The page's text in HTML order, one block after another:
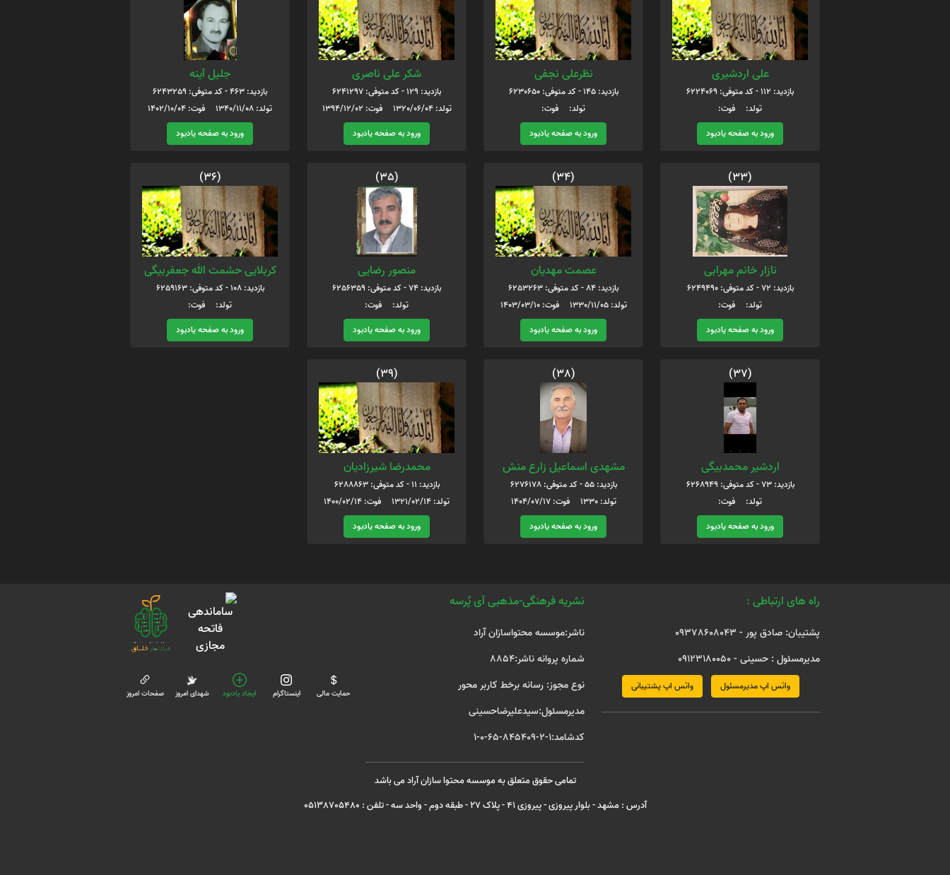
علی اردشیری
بازدید: 112 - کد متوفی: 6224069
تولد: فوت:
ورود به صفحه یادبود
نظرعلی نجفی
بازدید: 145 - کد متوفی: 6230650
تولد: فوت:
ورود به صفحه یادبود
شکر علی ناصری
بازدید: 129 - کد متوفی: 6241297
تولد: 1320/06/04 فوت: 1394/12/02
ورود به صفحه یادبود
جلیل آینه
بازدید: 463 - کد متوفی: 6243259
تولد: 1340/11/08 فوت: 1402/10/04
ورود به صفحه یادبود
(33)
نازار خانم مهرابی
بازدید: 72 - کد متوفی: 6249490
تولد: فوت:
ورود به صفحه یادبود
(34)
عصمت مهدیان
بازدید: 84 - کد متوفی: 6253263
تولد: 1330/11/05 فوت: 1403/03/10
ورود به صفحه یادبود
(35)
منصور رضایی
بازدید: 74 - کد متوفی: 6256359
تولد: فوت:
ورود به صفحه یادبود
(36)
کربلایی حشمت الله جعفربیگی
بازدید: 108 - کد متوفی: 6259163
تولد: فوت:
ورود به صفحه یادبود
(37)
اردشیر محمدبیگی
بازدید: 73 - کد متوفی: 6268949
تولد: فوت:
ورود به صفحه یادبود
(38)
مشهدی اسماعیل زارع منش
بازدید: 55 - کد متوفی: 6276178
تولد: 1330 فوت: 1404/07/17
ورود به صفحه یادبود
(39)
محمدرضا شیرزادیان
بازدید: 11 - کد متوفی: 6288863
تولد: 1321/02/14 فوت: 1400/02/14
ورود به صفحه یادبود
راه های ارتباطی :
پشتیبان: صادق پور - 09378608043
مدیرمسئول : حسینی - 09123180050
واتس اپ مدیرمسئول واتس اپ پشتیبانی
نشریه فرهنگی-مذهبی آی پُرسه
ناشر:موسسه محتواسازان آراد
شماره پروانه ناشر:8854
نوع مجوز: رسانه برخط کاربر محور
مدیرمسئول:سیدعلیرضاحسینی
کدشامد:1-2-845409-65-0-1
حمایت مالی اینستاگرام ایجاد یادبود شهدای امروز صفحات امروز
تمامی حقوق متعلق به موسسه محتوا سازان آراد می باشد
آدرس : مشهد - بلوار پیروزی - پیروزی 41 - پلاک 27 - طبقه دوم - واحد سه - تلفن : 05138705480